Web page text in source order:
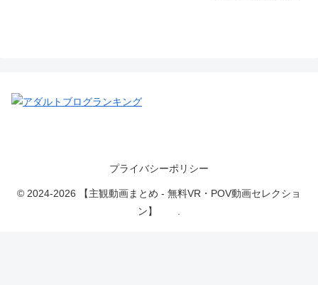
プライバシーポリシー
© 2024-2026 【主観動画まとめ - 無料VR・POV動画セレクショ
ン】 .